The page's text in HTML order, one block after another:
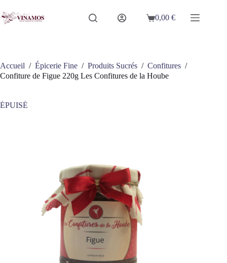
au
contenu
Panier
0,00€
Accueil / Épicerie Fine / Produits Sucrés / Confitures /
Confiture de Figue 220g Les Confitures de la Hoube
ÉPUISÉ